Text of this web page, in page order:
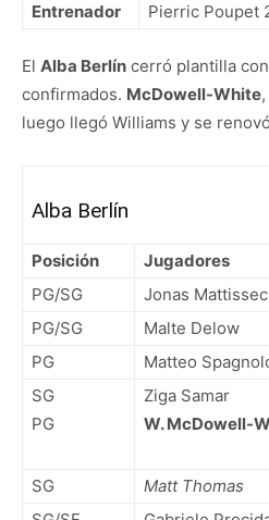
Entrenador Pierric Poupet
El Alba Berlín cerró plantilla
confirmados. McDowell-White
luego llegó Williams y se
Alba Berlín
Posición Jugadores
PG/SG
Jonas
PG/SG
Malte Delow
PG
Matteo
SG
PG
Ziga Samar
W. McDowell-
SG Matt Thomas